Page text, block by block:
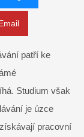
patří ke
Studium však
je úzce
pracovní